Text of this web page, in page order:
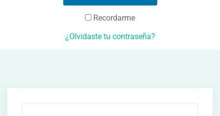
Recordarme
¿Olvidaste tu contraseña?